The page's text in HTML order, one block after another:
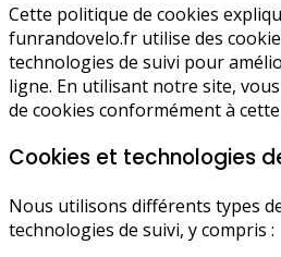
Cette politique de cookies
funrandovelo.fr utilise des
technologies de suivi pour
ligne. En utilisant notre site,
de cookies conformément à
Cookies et technologies
Nous utilisons différents types
technologies de suivi, y compris :